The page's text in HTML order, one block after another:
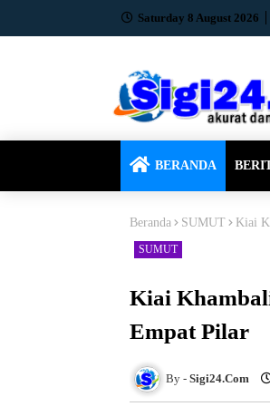
Saturday 8 August 2026
BERANDA
Beranda SUMUT Kiai
SUMUT
Kiai
Empat Pilar
Sigi24.Com